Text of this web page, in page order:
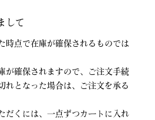
して
時点で在庫が確保されるものでは
が確保されますので、ご注文手続
れとなった場合は、ご注文を承る
だくには、一点ずつカートに入れ